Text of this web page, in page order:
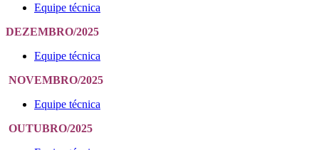
Equipe técnica
DEZEMBRO/2025
Equipe técnica
NOVEMBRO/2025
Equipe técnica
OUTUBRO/2025